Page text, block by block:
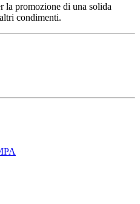
la promozione di una solida
condimenti.